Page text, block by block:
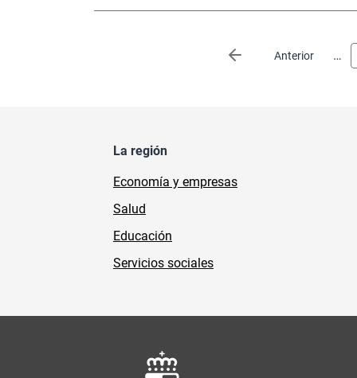
Anterior
Página anterior …
La región
Economía y empresas
Salud
Educación
Servicios sociales